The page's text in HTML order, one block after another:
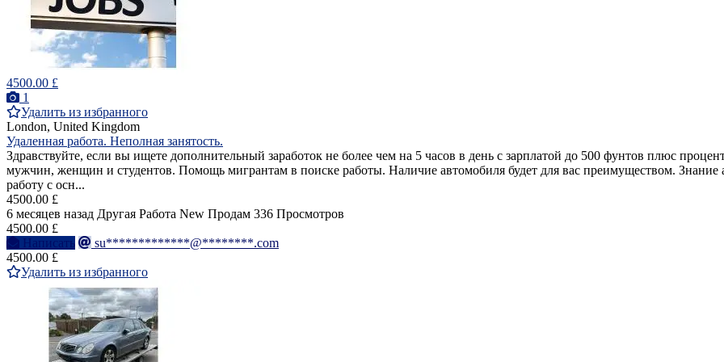
4500.00 £
1
Удалить из избранного
London, United Kingdom
Удаленная работа. Неполная занятость.
Здравствуйте, если вы ищете дополнительный заработок не более чем на 5 часов в день с зарплатой до 500 фунтов плюс
мужчин, женщин и студентов. Помощь мигрантам в поиске работы. Наличие автомобиля будет для вас преимуществом. Знание
работу с осн...
4500.00 £
6 месяцев назад Другая Работа New Продам 336 Просмотров
4500.00 £
Написать
su*************@********.com
4500.00 £
Удалить из избранного